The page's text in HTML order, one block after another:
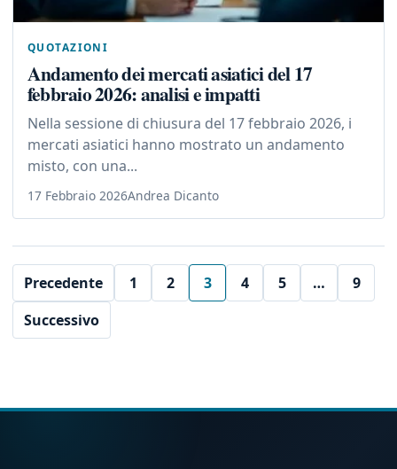
QUOTAZIONI
Andamento dei mercati asiatici del 17
febbraio 2026: analisi e impatti
Nella sessione di chiusura del 17 febbraio 2026, i
mercati asiatici hanno mostrato un andamento
misto, con una...
17 Febbraio 2026Andrea Dicanto
Precedente 1 2 3 4 5 …
9
Successivo